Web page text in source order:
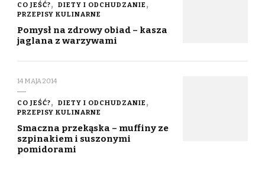
CO JEŚĆ?
DIETY I ODCHUDZANIE
PRZEPISY KULINARNE
Pomysł na zdrowy obiad – kasza
jaglana z warzywami
14 MAJA 2014
CO JEŚĆ?
DIETY I ODCHUDZANIE
PRZEPISY KULINARNE
Smaczna przekąska – muffiny ze
szpinakiem i suszonymi
pomidorami